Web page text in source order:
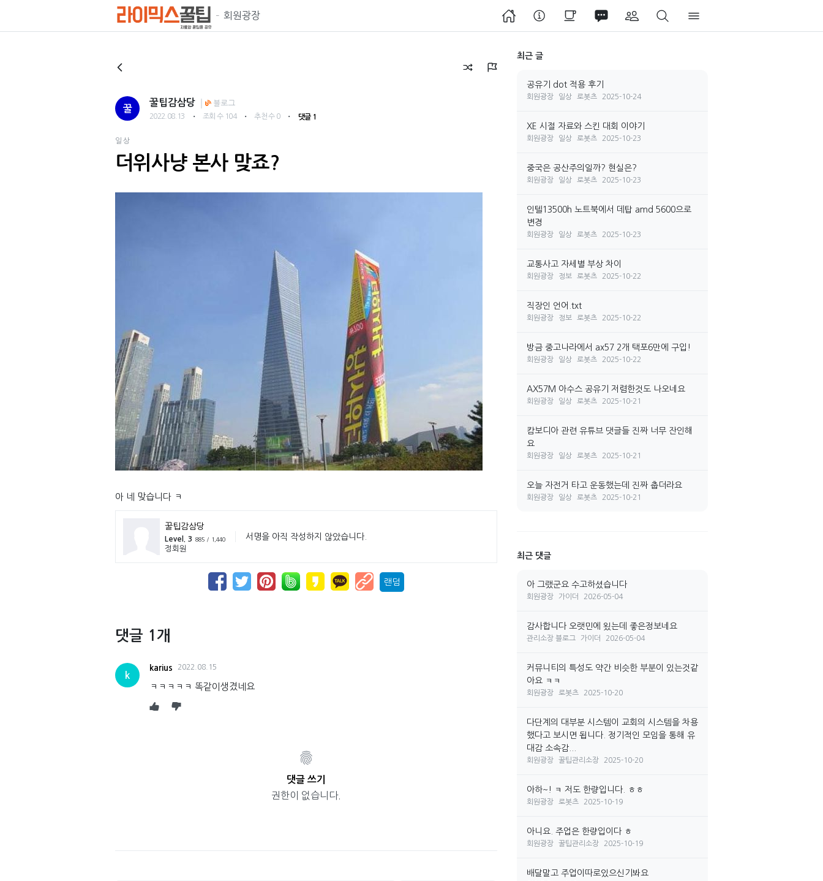
회원광장
꿀
꿀팁감삼당 블로그
2022.08.13 ・ 조회 수 104 ・ 추천 수 0 ・ 댓글 1
일상
더위사냥 본사 맞죠?
아 네 맞습니다 ㅋ
꿀팁감삼당
Level. 3 885 / 1,440
정회원
서명을 아직 작성하지 않았습니다.
랜덤
댓글 1개
k
karius 2022.08.15
ㅋㅋㅋㅋㅋ 똑같이생겼네요
댓글 쓰기
권한이 없습니다.
최근 글
공유기 dot 적용 후기
회원광장 일상 로봇츠 2025-10-24
XE 시절 자료와 스킨 대회 이야기
회원광장 일상 로봇츠 2025-10-23
중국은 공산주의일까? 현실은?
회원광장 일상 로봇츠 2025-10-23
인텔13500h 노트북에서 데탑 amd 5600으로
변경
회원광장 일상 로봇츠 2025-10-23
교통사고 자세별 부상 차이
회원광장 정보 로봇츠 2025-10-22
직장인 언어.txt
회원광장 정보 로봇츠 2025-10-22
방금 중고나라에서 ax57 2개 택포6만에 구입!
회원광장 일상 로봇츠 2025-10-22
AX57M 아수스 공유기 저렴한것도 나오네요
회원광장 일상 로봇츠 2025-10-21
캄보디아 관련 유튜브 댓글들 진짜 너무 잔인해
요
회원광장 일상 로봇츠 2025-10-21
오늘 자전거 타고 운동했는데 진짜 춥더라요
회원광장 일상 로봇츠 2025-10-21
최근 댓글
아 그랬군요 수고하셨습니다
회원광장 가이더 2026-05-04
감사합니다 오랫민에 욌는데 좋은정보네요
관리소장 블로그 가이더 2026-05-04
커뮤니티의 특성도 약간 비슷한 부분이 있는것같
아요 ㅋㅋ
회원광장 로봇츠 2025-10-20
다단계의 대부분 시스템이 교회의 시스템을 차용
했다고 보시면 됩니다. 정기적인 모임을 통해 유
대감 소속감...
회원광장 꿀팁관리소장 2025-10-20
아하~! ㅋ 저도 한량입니다. ㅎㅎ
회원광장 로봇츠 2025-10-19
아니요. 주업은 한량입이다 ㅎ
회원광장 꿀팁관리소장 2025-10-19
배달말고 주업이따로있으신기봐요